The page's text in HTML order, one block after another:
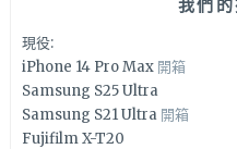
我們
現役:
iPhone 14 Pro Max 開箱
Samsung S25 Ultra
Samsung S21 Ultra 開箱
Fujifilm X-T20